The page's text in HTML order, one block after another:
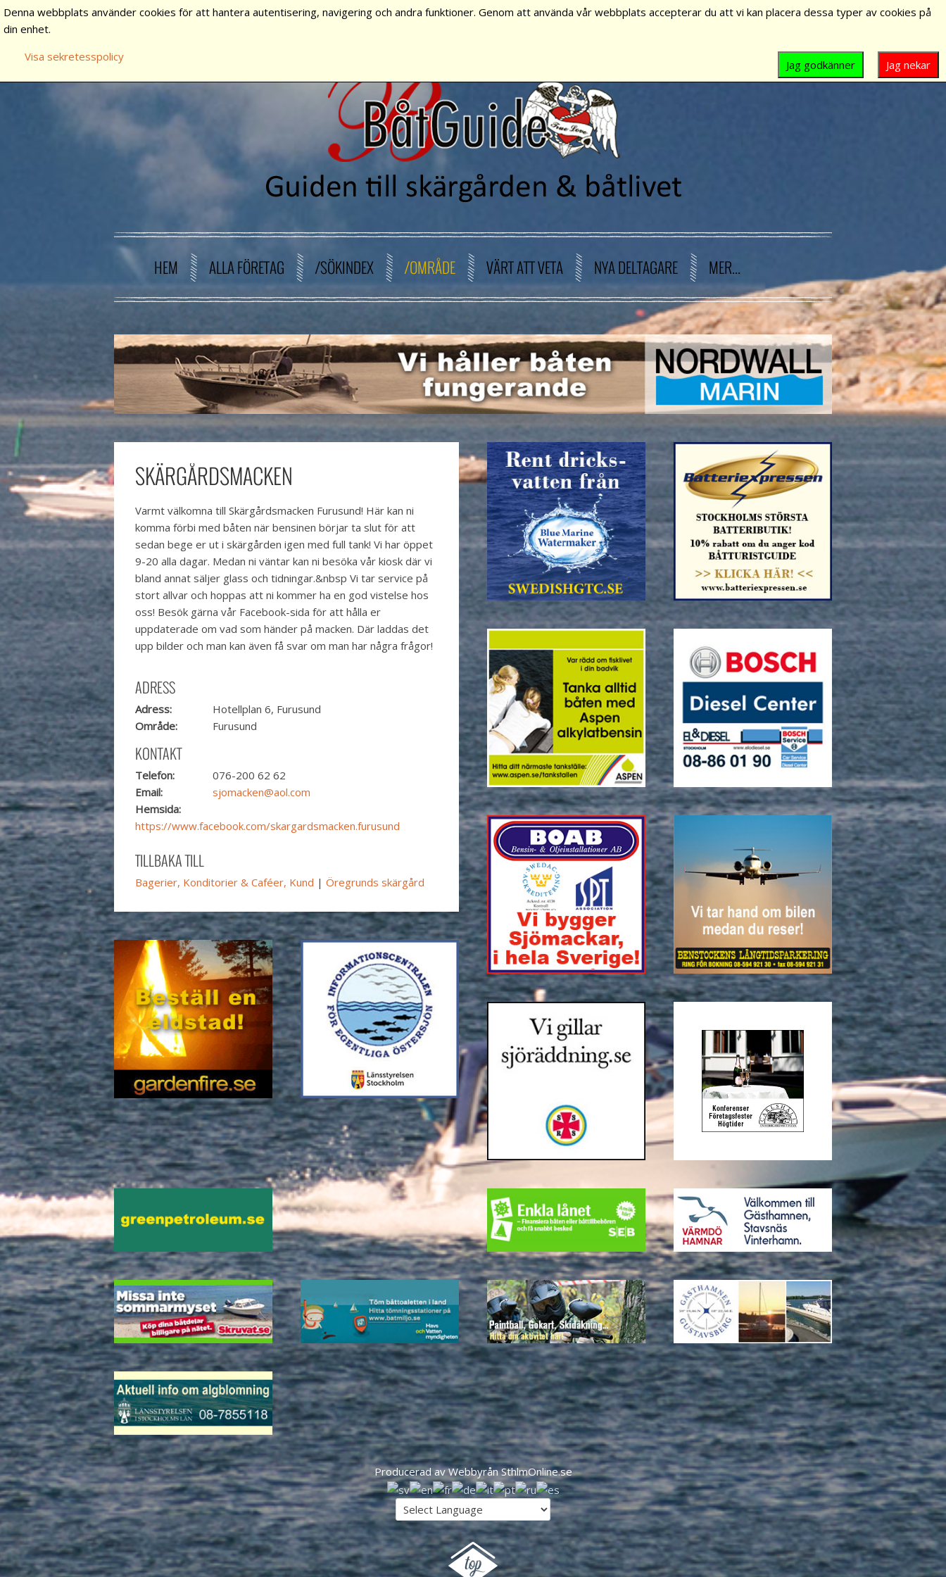
HEM ALLA FÖRETAG /SÖKINDEX /OMRÅDE VÄRT ATT VETA NYA DELTAGARE MER...
SKÄRGÅRDSMACKEN
Varmt välkomna till Skärgårdsmacken Furusund! Här kan ni
komma förbi med båten när bensinen börjar ta slut för att
sedan bege er ut i skärgården igen med full tank! Vi har öppet
9-20 alla dagar. Medan ni väntar kan ni besöka vår kiosk där vi
bland annat säljer glass och tidningar.&nbsp Vi tar service på
stort allvar och hoppas att ni kommer ha en god vistelse hos
oss! Besök gärna vår Facebook-sida för att hålla er
uppdaterade om vad som händer på macken. Där laddas det
upp bilder och man kan även få svar om man har några frågor!
ADRESS
Adress:
Hotellplan 6, Furusund
Område:
Furusund
KONTAKT
Telefon:
076-200 62 62
Email:
sjomacken@aol.com
Hemsida:
https://www.facebook.com/skargardsmacken.furusund
TILLBAKA TILL
Bagerier, Konditorier & Caféer, Kund | Öregrunds skärgård
Producerad av Webbyrån SthlmOnline.se
Denna webbplats använder cookies för att hantera autentisering, navigering och andra funktioner. Genom att använda vår webbplats accepterar du att vi kan placera dessa typer av cookies på
din enhet.
Visa sekretesspolicy
Jag nekar
Jag godkänner